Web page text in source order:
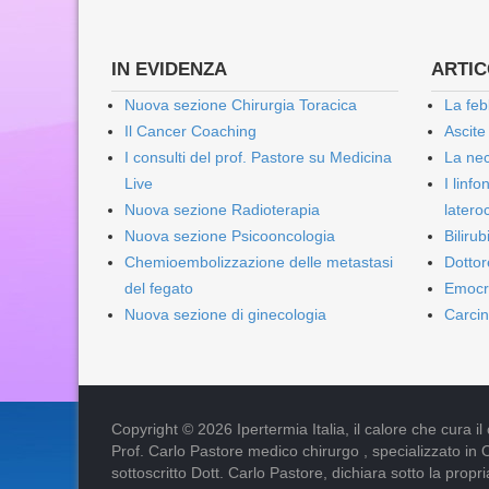
IN EVIDENZA
Nuova sezione Chirurgia Toracica
Il Cancer Coaching
I consulti del prof. Pastore su Medicina
Live
Nuova sezione Radioterapia
Nuova sezione Psicooncologia
Chemioembolizzazione delle metastasi
del fegato
Nuova sezione di ginecologia
La
La
I
Copyright © 2026 Ipertermia Italia, il calore che cura il
Prof. Carlo Pastore medico chirurgo , specializzato in
sottoscritto Dott. Carlo Pastore, dichiara sotto la